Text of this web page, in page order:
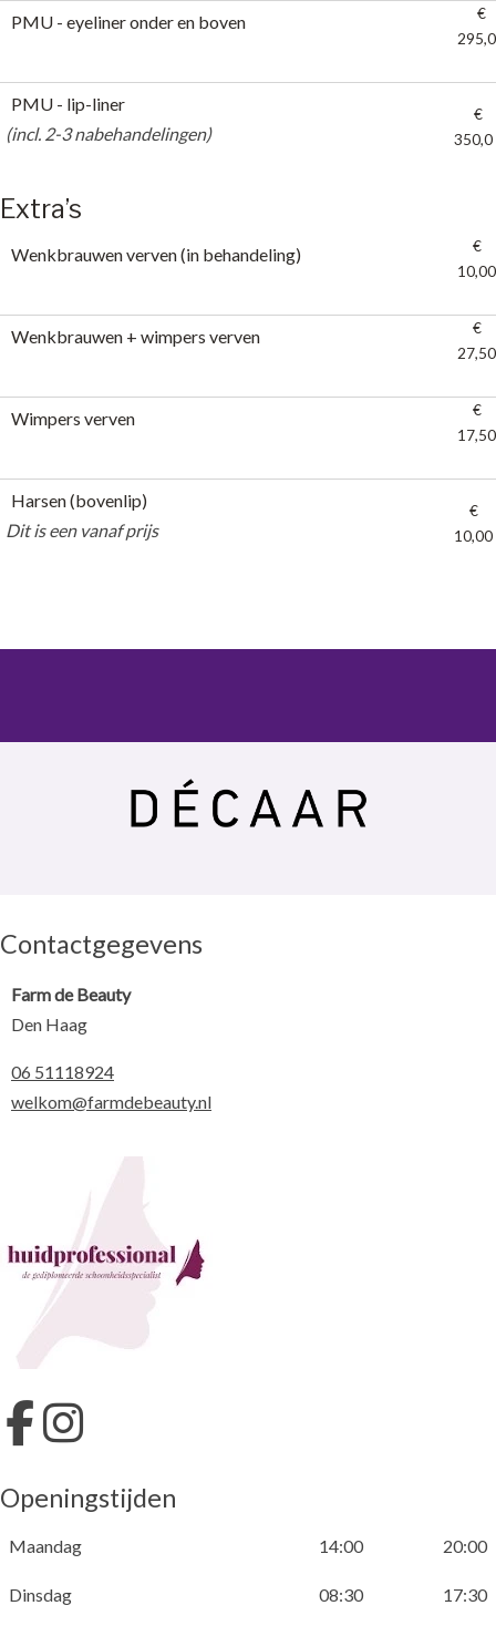
PMU - eyeliner onder en boven
€
PMU - lip-liner
(incl. 2-3 nabehandelingen)
€
Extra’s
Wenkbrauwen verven (in behandeling)
€
10,00
Wenkbrauwen + wimpers verven
€
27,50
Wimpers verven
€
17,50
Harsen (bovenlip)
Dit is een vanaf prijs
€
10,00
Contactgegevens
Farm de Beauty
Den Haag
06 51118924
welkom@farmdebeauty.nl
Openingstijden
Maandag 14:00 20:00
Dinsdag 08:30 17:30